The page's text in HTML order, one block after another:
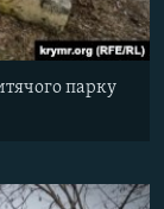
парку